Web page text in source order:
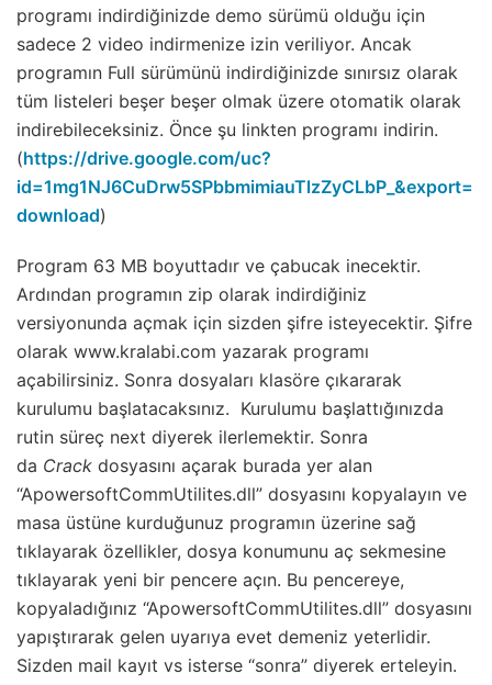
programı indirdiğinizde demo sürümü olduğu için
sadece 2 video indirmenize izin veriliyor. Ancak
programın Full sürümünü indirdiğinizde sınırsız olarak
tüm listeleri beşer beşer olmak üzere otomatik olarak
indirebileceksiniz. Önce şu linkten programı indirin.
(https://drive.google.com/uc?
id=1mg1NJ6CuDrw5SPbbmimiauTlzZyCLbP_&export=
download)
Program 63 MB boyuttadır ve çabucak inecektir.
Ardından programın zip olarak indirdiğiniz
versiyonunda açmak için sizden şifre isteyecektir. Şifre
olarak www.kralabi.com yazarak programı
açabilirsiniz. Sonra dosyaları klasöre çıkararak
kurulumu başlatacaksınız. Kurulumu başlattığınızda
rutin süreç next diyerek ilerlemektir. Sonra
da Crack dosyasını açarak burada yer alan
“ApowersoftCommUtilites.dll” dosyasını kopyalayın ve
masa üstüne kurduğunuz programın üzerine sağ
tıklayarak özellikler, dosya konumunu aç sekmesine
tıklayarak yeni bir pencere açın. Bu pencereye,
kopyaladığınız “ApowersoftCommUtilites.dll” dosyasını
yapıştırarak gelen uyarıya evet demeniz yeterlidir.
Sizden mail kayıt vs isterse “sonra” diyerek erteleyin.